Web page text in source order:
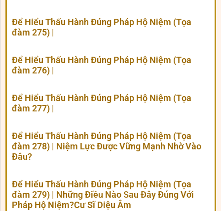
Để Hiểu Thấu Hành Đúng Pháp Hộ Niệm (Tọa
đàm 275) |
Để Hiểu Thấu Hành Đúng Pháp Hộ Niệm (Tọa
đàm 276) |
Để Hiểu Thấu Hành Đúng Pháp Hộ Niệm (Tọa
đàm 277) |
Để Hiểu Thấu Hành Đúng Pháp Hộ Niệm (Tọa
đàm 278) | Niệm Lực Được Vững Mạnh Nhờ Vào
Đâu?
Để Hiểu Thấu Hành Đúng Pháp Hộ Niệm (Tọa
đàm 279) | Những Điều Nào Sau Đây Đúng Với
Pháp Hộ Niệm?Cư Sĩ Diệu Âm